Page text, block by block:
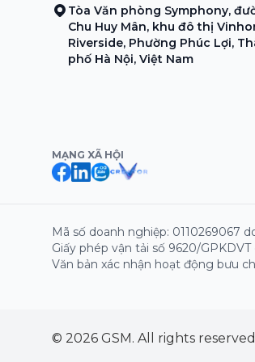
Tòa Văn phòng Symphony,
Chu Huy Mân, khu đô thị
Riverside, Phường Phúc Lợi,
phố Hà Nội, Việt Nam
MẠNG XÃ HỘI
Mã số doanh nghiệp: 0110269067
Giấy phép vận tải số 9620/
Văn bản xác nhận hoạt động bưu
© 2026 GSM. All rights reserved